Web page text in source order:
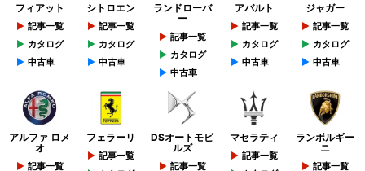
フィアット
記事一覧
カタログ
中古車
シトロエン
記事一覧
カタログ
中古車
ランドローバ
ー
記事一覧
カタログ
中古車
アバルト
記事一覧
カタログ
中古車
ジャガー
記事一覧
カタログ
中古車
アルファ ロメ
オ
記事一覧
フェラーリ
記事一覧
DSオートモビ
ルズ
記事一覧
マセラティ
記事一覧
ランボルギー
ニ
記事一覧